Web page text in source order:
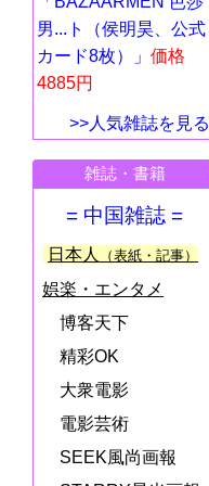
男...ト（侯明昊、公式
カード8枚）」 価格
4885円
>>人気雑誌を見る
雑誌・書籍
= 中国雑誌 =
日本人 （表紙・記事）
娯楽・エンタメ
博客天下
精彩OK
大衆電影
電影芸術
SEEK風尚画報